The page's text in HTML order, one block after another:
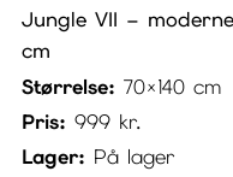
Jungle VII –
cm
Størrelse: 70×140 cm
Pris: 999 kr.
Lager: På lager